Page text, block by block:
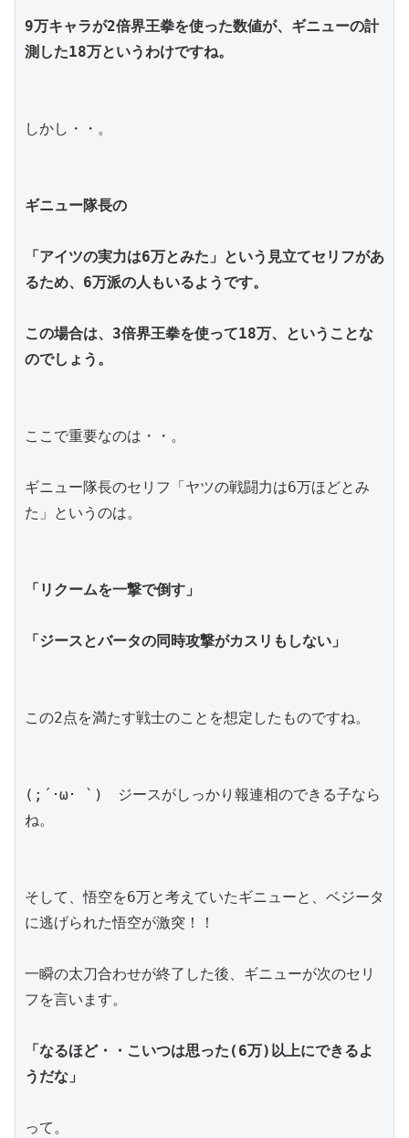
9万キャラが2倍界王拳を使った数値が、ギニューの計
測した18万というわけですね。
しかし・・。
ギニュー隊長の
「アイツの実力は6万とみた」という見立てセリフがあ
るため、6万派の人もいるようです。
この場合は、3倍界王拳を使って18万、ということな
のでしょう。
ここで重要なのは・・。
ギニュー隊長のセリフ「ヤツの戦闘力は6万ほどとみ
た」というのは。
「リクームを一撃で倒す」
「ジースとバータの同時攻撃がカスリもしない」
この2点を満たす戦士のことを想定したものですね。
(;´･ω･ `)　ジースがしっかり報連相のできる子なら
ね。
そして、悟空を6万と考えていたギニューと、ベジータ
に逃げられた悟空が激突！！
一瞬の太刀合わせが終了した後、ギニューが次のセリ
フを言います。
「なるほど・・こいつは思った(6万)以上にできるよ
うだな」
って。